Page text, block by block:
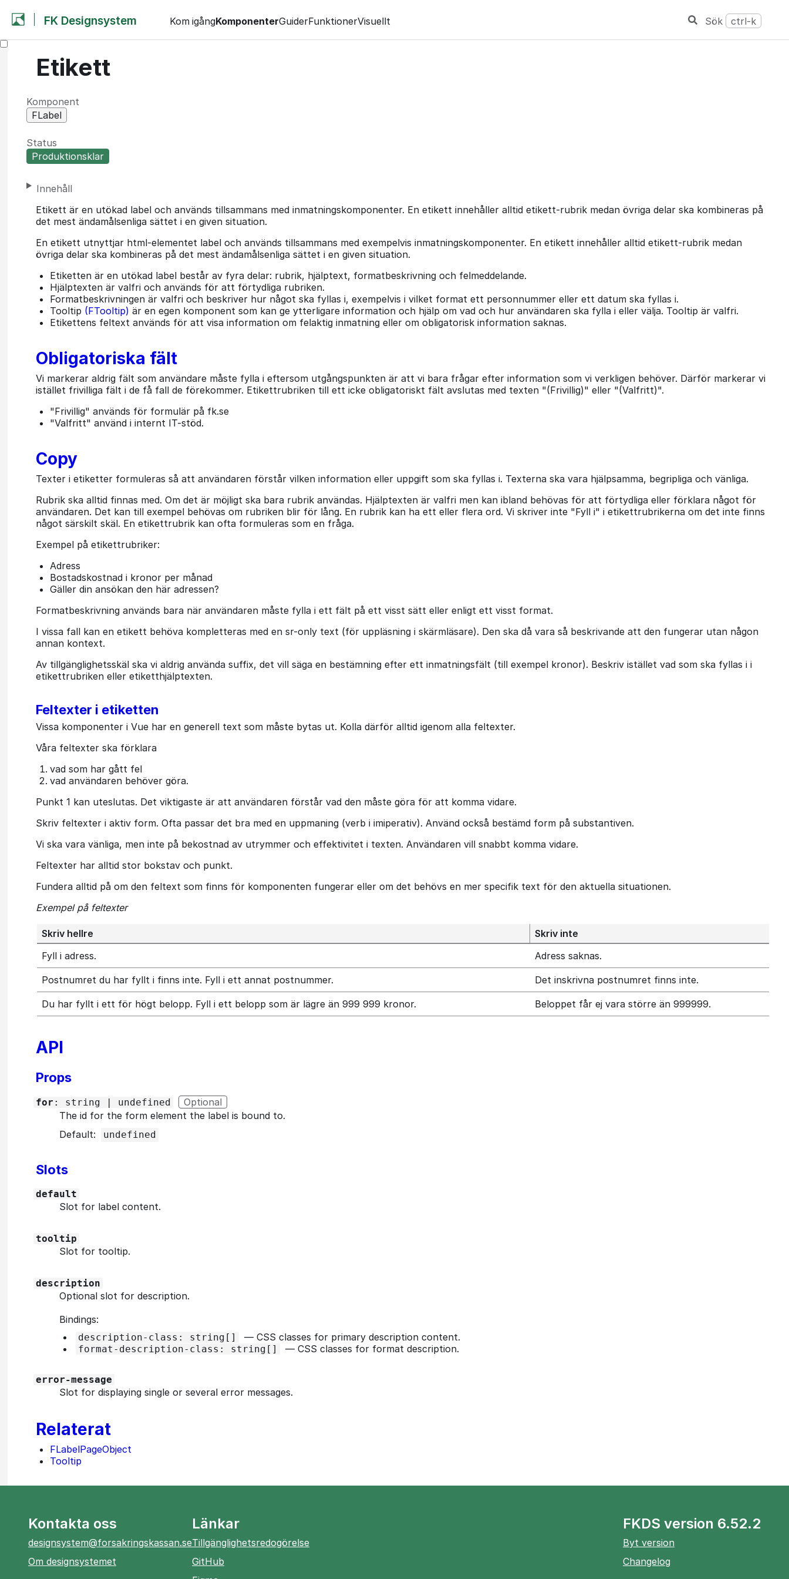
FK Designsystem Kom igångKomponenterGuiderFunktionerVisuellt Sök ctrl-k
Etikett
Komponent
FLabel
Status
Produktionsklar
Innehåll
Etikett är en utökad label och används tillsammans med inmatningskomponenter. En etikett innehåller alltid etikett-rubrik medan övriga delar ska kombineras på
det mest ändamålsenliga sättet i en given situation.
En etikett utnyttjar html-elementet label och används tillsammans med exempelvis inmatningskomponenter. En etikett innehåller alltid etikett-rubrik medan
övriga delar ska kombineras på det mest ändamålsenliga sättet i en given situation.
Etiketten är en utökad label består av fyra delar: rubrik, hjälptext, formatbeskrivning och felmeddelande.
Hjälptexten är valfri och används för att förtydliga rubriken.
Formatbeskrivningen är valfri och beskriver hur något ska fyllas i, exempelvis i vilket format ett personnummer eller ett datum ska fyllas i.
Tooltip (FTooltip) är en egen komponent som kan ge ytterligare information och hjälp om vad och hur användaren ska fylla i eller välja. Tooltip är valfri.
Etikettens feltext används för att visa information om felaktig inmatning eller om obligatorisk information saknas.
Obligatoriska fält
Vi markerar aldrig fält som användare måste fylla i eftersom utgångspunkten är att vi bara frågar efter information som vi verkligen behöver. Därför markerar vi
istället frivilliga fält i de få fall de förekommer. Etikettrubriken till ett icke obligatoriskt fält avslutas med texten "(Frivillig)" eller "(Valfritt)".
"Frivillig" används för formulär på fk.se
"Valfritt" använd i internt IT-stöd.
Copy
Texter i etiketter formuleras så att användaren förstår vilken information eller uppgift som ska fyllas i. Texterna ska vara hjälpsamma, begripliga och vänliga.
Rubrik ska alltid finnas med. Om det är möjligt ska bara rubrik användas. Hjälptexten är valfri men kan ibland behövas för att förtydliga eller förklara något för
användaren. Det kan till exempel behövas om rubriken blir för lång. En rubrik kan ha ett eller flera ord. Vi skriver inte "Fyll i" i etikettrubrikerna om det inte finns
något särskilt skäl. En etikettrubrik kan ofta formuleras som en fråga.
Exempel på etikettrubriker:
Adress
Bostadskostnad i kronor per månad
Gäller din ansökan den här adressen?
Formatbeskrivning används bara när användaren måste fylla i ett fält på ett visst sätt eller enligt ett visst format.
I vissa fall kan en etikett behöva kompletteras med en sr-only text (för uppläsning i skärmläsare). Den ska då vara så beskrivande att den fungerar utan någon
annan kontext.
Av tillgänglighetsskäl ska vi aldrig använda suffix, det vill säga en bestämning efter ett inmatningsfält (till exempel kronor). Beskriv istället vad som ska fyllas i i
etikettrubriken eller etiketthjälptexten.
Feltexter i etiketten
Vissa komponenter i Vue har en generell text som måste bytas ut. Kolla därför alltid igenom alla feltexter.
Våra feltexter ska förklara
vad som har gått fel
vad användaren behöver göra.
Punkt 1 kan uteslutas. Det viktigaste är att användaren förstår vad den måste göra för att komma vidare.
Skriv feltexter i aktiv form. Ofta passar det bra med en uppmaning (verb i imiperativ). Använd också bestämd form på substantiven.
Vi ska vara vänliga, men inte på bekostnad av utrymmer och effektivitet i texten. Användaren vill snabbt komma vidare.
Feltexter har alltid stor bokstav och punkt.
Fundera alltid på om den feltext som finns för komponenten fungerar eller om det behövs en mer specifik text för den aktuella situationen.
Exempel på feltexter
Skriv hellre
Skriv inte
Fyll i adress.
Adress saknas.
Postnumret du har fyllt i finns inte. Fyll i ett annat postnummer. Det inskrivna postnumret finns inte.
Du har fyllt i ett för högt belopp. Fyll i ett belopp som är lägre än 999 999 kronor. Beloppet får ej vara större än 999999.
API
Props
for : string | undefined
Optional
The id for the form element the label is bound to.
Default:
undefined
Slots
default
Slot for label content.
tooltip
Slot for tooltip.
description
Optional slot for description.
Bindings:
description-class: string[] — CSS classes for primary description content.
format-description-class: string[] — CSS classes for format description.
error-message
Slot for displaying single or several error messages.
Relaterat
FLabelPageObject
Tooltip
Kontakta oss
designsystem@forsakringskassan.se
Om designsystemet
Länkar
Tillgänglighetsredogörelse
GitHub
öppnas
i
FKDS version 6.52.2
Byt version
Changelog